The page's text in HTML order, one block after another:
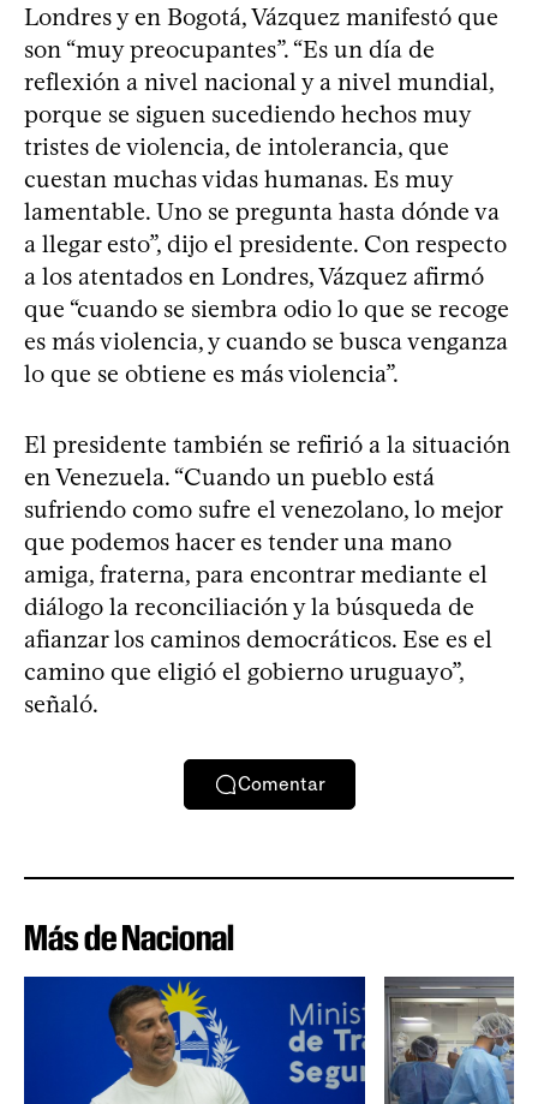
Londres y en Bogotá, Vázquez manifestó que
son “muy preocupantes”. “Es un día de
reflexión a nivel nacional y a nivel mundial,
porque se siguen sucediendo hechos muy
tristes de violencia, de intolerancia, que
cuestan muchas vidas humanas. Es muy
lamentable. Uno se pregunta hasta dónde va
a llegar esto”, dijo el presidente. Con respecto
a los atentados en Londres, Vázquez afirmó
que “cuando se siembra odio lo que se recoge
es más violencia, y cuando se busca venganza
lo que se obtiene es más violencia”.
El presidente también se refirió a la situación
en Venezuela. “Cuando un pueblo está
sufriendo como sufre el venezolano, lo mejor
que podemos hacer es tender una mano
amiga, fraterna, para encontrar mediante el
diálogo la reconciliación y la búsqueda de
afianzar los caminos democráticos. Ese es el
camino que eligió el gobierno uruguayo”,
señaló.
Comentar
Más de Nacional